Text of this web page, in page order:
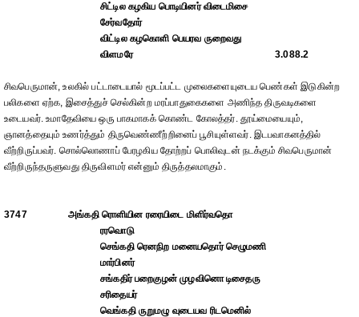
சிட்டில கழகிய பொடியினர் விடைமிசை
சேர்வதோர்
விட்டில கழகொளி பெயரவ ருறைவது
விளமரே
3.088.2
சிவபெருமான், உலகில் பட்டாடையால் மூடப்பட்ட முலைகளையுடைய பெண்கள் இடுகின்ற
பலிகளை ஏற்க, இசைத்துச் செல்கின்ற மரப்பாதுகைகளை அணிந்த திருவடிகளை
உடையவர். உமாதேவியை ஒரு பாகமாகக் கொண்ட கோலத்தர். தூய்மையையும்,
ஞானத்தையும் உணர்த்தும் திருவெண்ணீற்றினைப் பூசியுள்ளவர். இடபவாகனத்தில்
வீற்றிருப்பவர். சொல்லொணாப் பேரழகிய தோற்றப் பொலிவுடன் நடக்கும் சிவபெருமான்
வீற்றிருந்தருளுவது திருவிளமர் என்னும் திருத்தலமாகும்.
3747
அங்கதி ரொளியின ரரையிடை மிளிர்வதொ
ரரவொடு
செங்கதி ரெனநிற மனையதொர் செழுமணி
மார்பினர்
சங்கதிர் பறைகுழன் முழவினொ டிசைதரு
சரிதையர்
வெங்கதி ருறுமழு வுடையவ ரிடமெனில்